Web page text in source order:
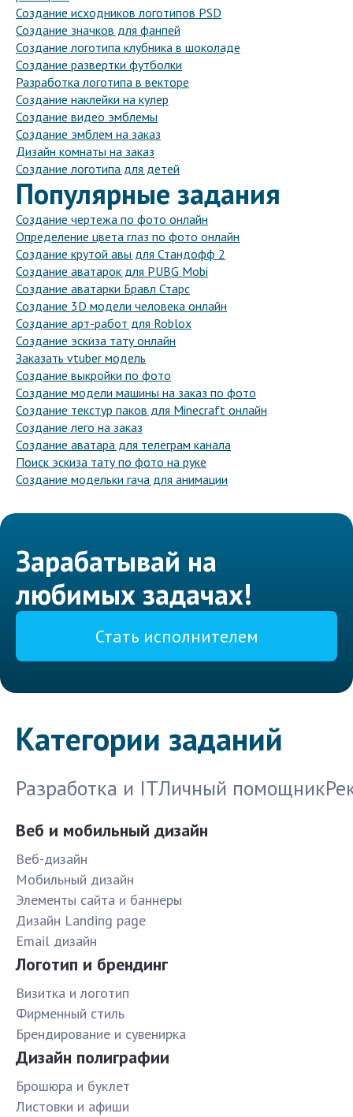
Создание исходников логотипов PSD
Создание значков для фанпей
Создание логотипа клубника в шоколаде
Создание развертки футболки
Разработка логотипа в векторе
Создание наклейки на кулер
Создание видео эмблемы
Создание эмблем на заказ
Дизайн комнаты на заказ
Создание логотипа для детей
Популярные задания
Создание чертежа по фото онлайн
Определение цвета глаз по фото онлайн
Создание крутой авы для Стандофф 2
Создание аватарок для PUBG Mobi
Создание аватарки Бравл Старс
Создание 3D модели человека онлайн
Создание арт-работ для Roblox
Создание эскиза тату онлайн
Заказать vtuber модель
Создание выкройки по фото
Создание модели машины на заказ по фото
Создание текстур паков для Minecraft онлайн
Создание лего на заказ
Создание аватара для телеграм канала
Поиск эскиза тату по фото на руке
Создание модельки гача для анимации
Зарабатывай на
любимых задачах!
Стать исполнителем
Категории заданий
Разработка и ITЛичный помощник
Веб и мобильный дизайн
Веб-дизайн
Мобильный дизайн
Элементы сайта и баннеры
Дизайн Landing page
Email дизайн
Логотип и брендинг
Визитка и логотип
Фирменный стиль
Брендирование и сувенирка
Дизайн полиграфии
Брошюра и буклет
Листовки и афиши